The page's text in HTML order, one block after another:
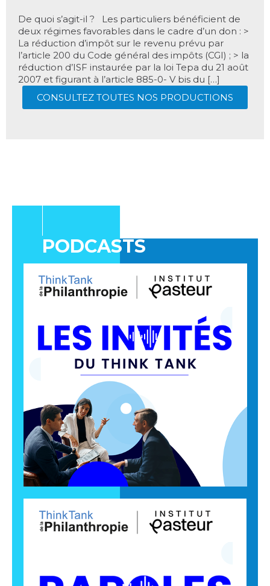
De quoi s’agit-il ? Les particuliers bénéficient de
deux régimes favorables dans le cadre d’un don : >
La réduction d’impôt sur le revenu prévu par
l’article 200 du Code général des impôts (CGI) ; > la
réduction d’ISF instaurée par la loi Tepa du 21 août
2007 et figurant à l’article 885-0- V bis du […]
CONSULTEZ TOUTES NOS PRODUCTIONS
PODCASTS